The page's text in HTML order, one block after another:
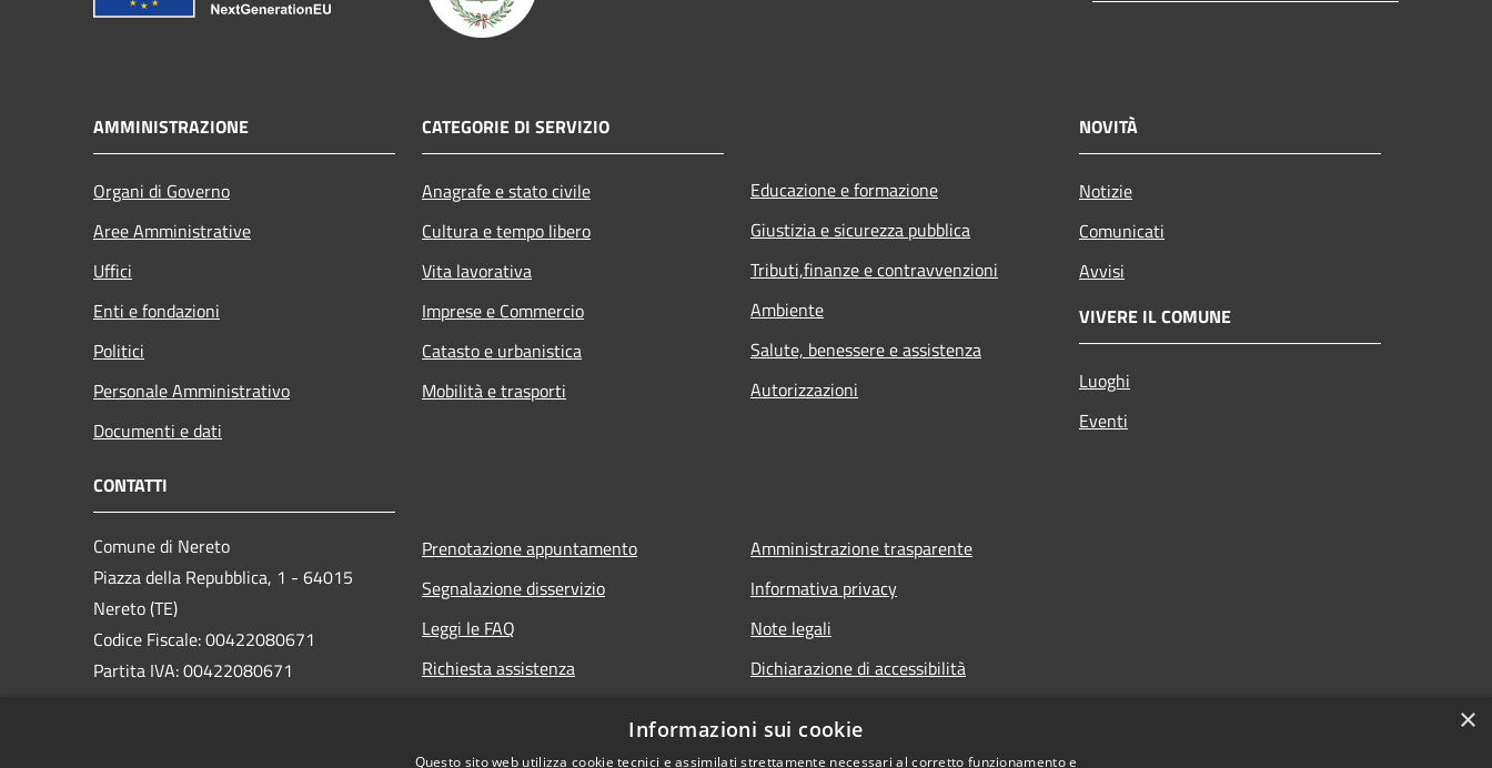
AMMINISTRAZIONE
Organi di Governo
Aree Amministrative
Uffici
Enti e fondazioni
Politici
Personale Amministrativo
Documenti e dati
CATEGORIE DI SERVIZIO
Anagrafe e stato civile
Cultura e tempo libero
Vita lavorativa
Imprese e Commercio
Catasto e urbanistica
Mobilità e trasporti
Educazione e formazione
Giustizia e sicurezza pubblica
Tributi,finanze e contravvenzioni
Ambiente
Salute, benessere e assistenza
Autorizzazioni
NOVITÀ
Notizie
Comunicati
Avvisi
VIVERE IL COMUNE
Luoghi
Eventi
CONTATTI
Comune di Nereto
Piazza della Repubblica, 1 - 64015
Nereto (TE)
Codice Fiscale: 00422080671
Partita IVA: 00422080671
Prenotazione appuntamento
Segnalazione disservizio
Leggi le FAQ
Richiesta assistenza
Amministrazione trasparente
Informativa privacy
Note legali
Dichiarazione di accessibilità
×
Informazioni sui cookie
Questo sito web utilizza cookie tecnici e assimilati strettamente necessari al corretto funzionamento e